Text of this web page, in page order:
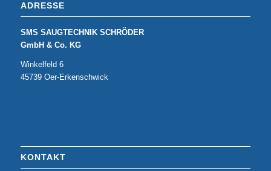
ADRESSE
SMS SAUGTECHNIK SCHRÖDER
GmbH & Co. KG
Winkelfeld 6
45739 Oer-Erkenschwick
KONTAKT